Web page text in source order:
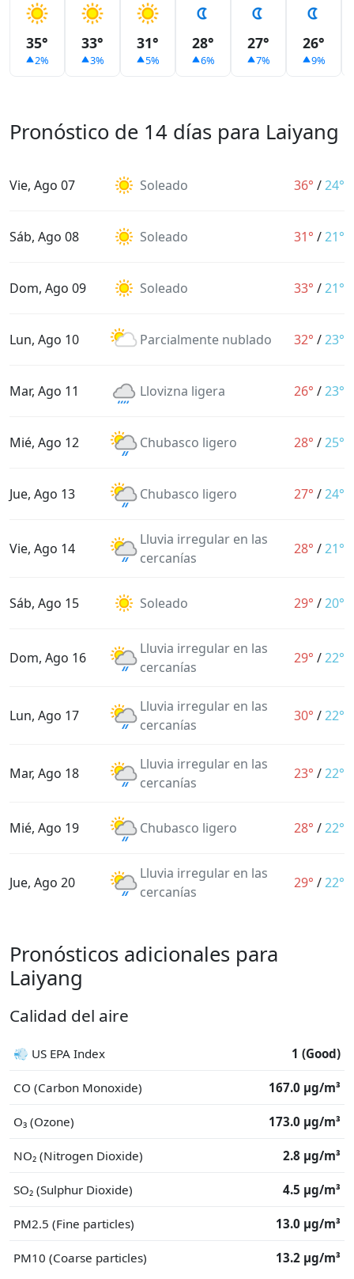
35°
2%
33°
3%
31°
5%
28°
6%
27°
7%
26°
9%
Pronóstico de 14 días para Laiyang
Vie, Ago 07 Soleado 36° /24°
Sáb, Ago 08 Soleado 31° /21°
Dom, Ago 09 Soleado 33° /21°
Lun, Ago 10 Parcialmente nublado 32° /23°
Mar, Ago 11 Llovizna ligera 26° /23°
Mié, Ago 12 Chubasco ligero 28° /25°
Jue, Ago 13 Chubasco ligero 27° /24°
Vie, Ago 14
Lluvia irregular en las
cercanías
28° /21°
Sáb, Ago 15 Soleado 29° /20°
Dom, Ago 16
Lluvia irregular en las
cercanías
29° /22°
Lun, Ago 17
Lluvia irregular en las
cercanías
30° /22°
Mar, Ago 18
Lluvia irregular en las
cercanías
23° /22°
Mié, Ago 19 Chubasco ligero 28° /22°
Jue, Ago 20
Lluvia irregular en las
cercanías
29° /22°
Pronósticos adicionales para
Laiyang
Calidad del aire
💨 US EPA Index 1 (Good)
CO (Carbon Monoxide) 167.0 μg/m³
O₃ (Ozone) 173.0 μg/m³
NO₂ (Nitrogen Dioxide) 2.8 μg/m³
SO₂ (Sulphur Dioxide) 4.5 μg/m³
PM2.5 (Fine particles) 13.0 μg/m³
PM10 (Coarse particles) 13.2 μg/m³